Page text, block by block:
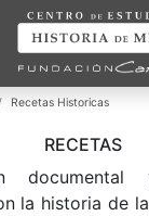
Recetas Historicas
RECETAS
documental
la historia de